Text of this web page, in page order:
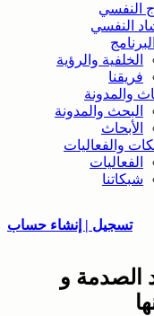
النفسي
النفسي
الخلفية والرؤية
فريقنا
والمدونة
البحث والمدونة
الأبحاث
والفعاليات
الفعاليات
شبكاتنا
تسجيل | إنشاء حساب
الصدمة و